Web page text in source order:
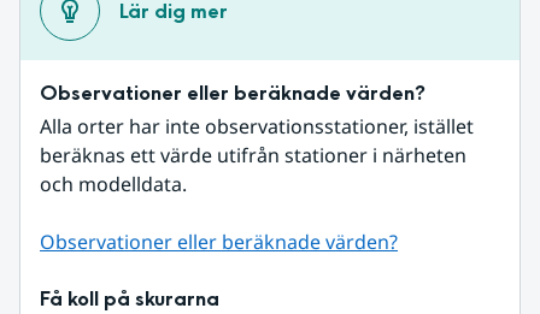
Lär dig mer
Observationer eller beräknade värden?
Alla orter har inte observationsstationer, istället
beräknas ett värde utifrån stationer i närheten
och modelldata.
Observationer eller beräknade värden?
Få koll på skurarna